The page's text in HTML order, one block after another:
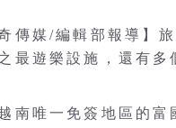
奇傳媒/編輯部報導】
最遊樂設施，還有多
南唯一免簽地區的